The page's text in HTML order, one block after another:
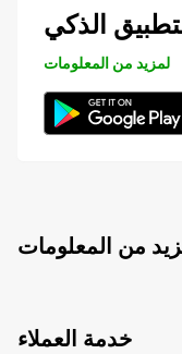
الذكي
لمزيد من المعلومات
من المعلومات
خدمة العملاء